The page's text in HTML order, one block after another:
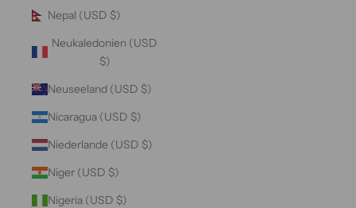
Nepal (USD $)
Neukaledonien (USD
$)
Neuseeland (USD $)
Nicaragua (USD $)
Niederlande (USD $)
Niger (USD $)
Nigeria (USD $)